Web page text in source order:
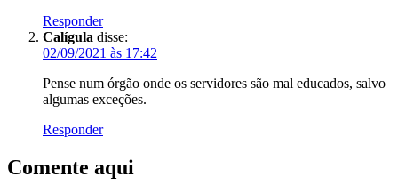
Responder
Calígula disse:
02/09/2021 às 17:42
Pense num órgão onde os servidores são mal educados, salvo
algumas exceções.
Responder
Comente aqui